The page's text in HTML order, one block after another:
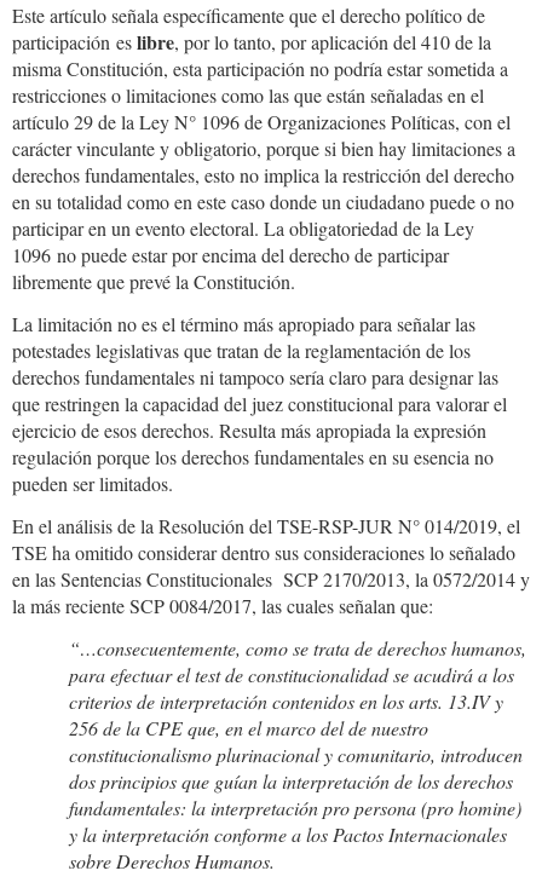
Este artículo señala específicamente que el derecho político de
participación eslibre, por lo tanto, por aplicación del 410 de la
misma Constitución, esta participación no podría estar sometida a
restricciones o limitaciones como las que están señaladas en el
artículo 29 de la Ley N° 1096 de Organizaciones Políticas, con el
carácter vinculante y obligatorio, porque si bien hay limitaciones a
derechos fundamentales, esto no implica la restricción del derecho
en su totalidad como en este caso donde un ciudadano puede o no
participar en un evento electoral. La obligatoriedad de la Ley
1096 no puede estar por encima del derecho de participar
libremente que prevé la Constitución.
La limitación no es el término más apropiado para señalar las
potestades legislativas que tratan de la reglamentación de los
derechos fundamentales ni tampoco sería claro para designar las
que restringen la capacidad del juez constitucional para valorar el
ejercicio de esos derechos. Resulta más apropiada la expresión
regulación porque los derechos fundamentales en su esencia no
pueden ser limitados.
En el análisis de la Resolución del TSE-RSP-JUR N° 014/2019, el
TSE ha omitido considerar dentro sus consideraciones lo señalado
en las Sentencias Constitucionales SCP 2170/2013, la 0572/2014 y
la más reciente SCP 0084/2017, las cuales señalan que:
“…consecuentemente, como se trata de derechos humanos,
para efectuar el test de constitucionalidad se acudirá a los
criterios de interpretación contenidos en los arts. 13.IV y
256 de la CPE que, en el marco del de nuestro
constitucionalismo plurinacional y comunitario, introducen
dos principios que guían la interpretación de los derechos
fundamentales: la interpretación pro persona (pro homine)
y la interpretación conforme a los Pactos Internacionales
sobre Derechos Humanos.